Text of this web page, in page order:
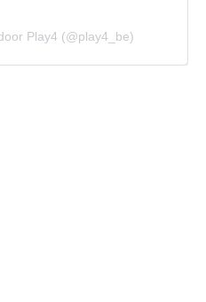
Play4 (@play4_be)